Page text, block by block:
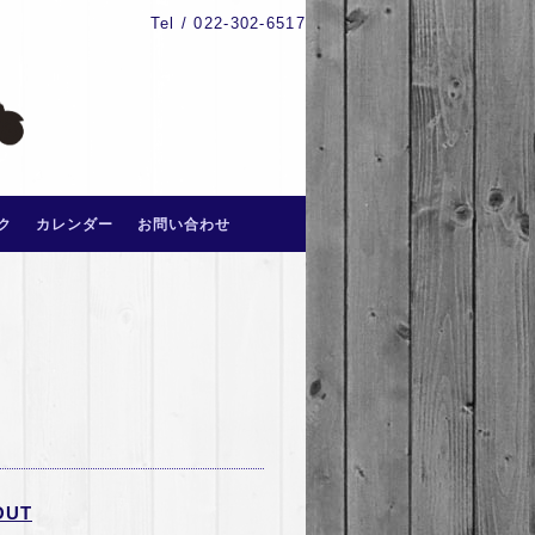
Tel / 022-302-6517
カレンダー お問い合わせ